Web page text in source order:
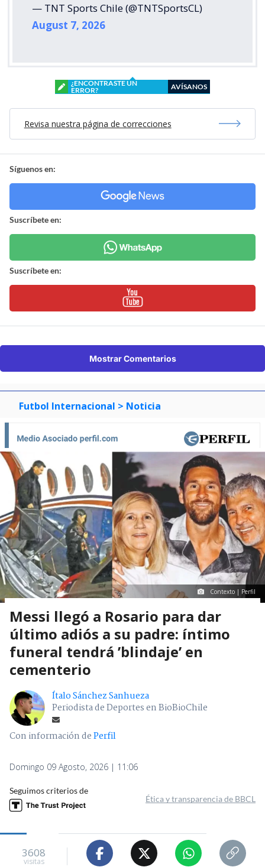
— TNT Sports Chile (@TNTSportsCL)
August 7, 2026
¿ENCONTRASTE UN
ERROR?
AVÍSANOS
Revisa nuestra página de correcciones
Síguenos en:
Suscríbete en:
Suscríbete en:
Mostrar Comentarios
Futbol Internacional > Noticia
Contexto | Perfil
Messi llegó a Rosario para dar
último adiós a su padre: íntimo
funeral tendrá ’blindaje’ en
cementerio
Ítalo Sánchez Sanhueza
Periodista de Deportes en BioBioChile
Con información dePerfil
Domingo 09 Agosto, 2026 | 11:06
Seguimos criterios de
Ética y transparencia de BBCL
3608
visitas